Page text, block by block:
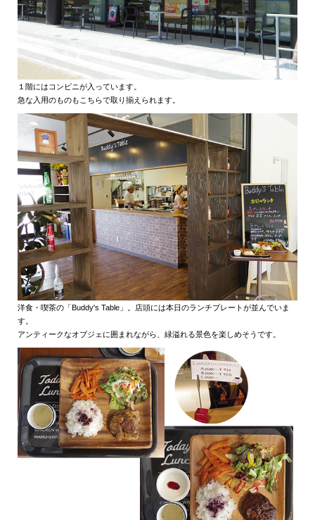
１階にはコンビニが入っています。
急な入用のものもこちらで取り揃えられます。
洋食・喫茶の「Buddy's Table」。店頭には本日のランチプレートが並んでいま
す。
アンティークなオブジェに囲まれながら、緑溢れる景色を楽しめそうです。